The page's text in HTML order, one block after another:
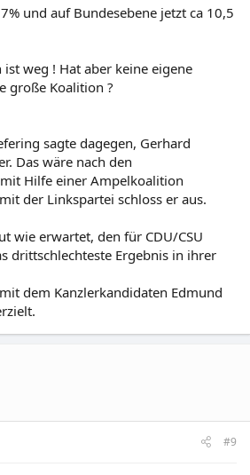
und auf Bundesebene jetzt ca 10,5
weg ! Hat aber keine eigene
große Koalition ?
sagte dagegen, Gerhard
Das wäre nach den
Hilfe einer Ampelkoalition
der Linkspartei schloss er aus.
wie erwartet, den für CDU/CSU
drittschlechteste Ergebnis in ihrer
dem Kanzlerkandidaten Edmund
#9